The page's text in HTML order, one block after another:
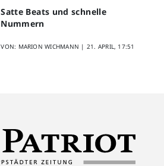
Satte Beats und schnelle
Nummern
VON: MARION WICHMANN | 21. APRIL, 17:51